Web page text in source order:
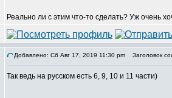
Реально ли с этим что-то сделать? Уж очень
Добавлено: Сб Авг 17, 2019 11:30 pm Заголовок
Так ведь на русском есть 6, 9, 10 и 11 части)